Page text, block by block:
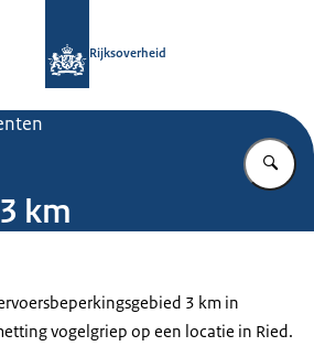
Rijksoverheid
km
3 km in
vogelgriep op een locatie in Ried.